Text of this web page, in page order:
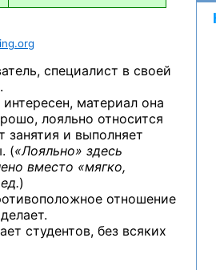
специалист в своей
материал она
лояльно относится
занятия и выполняет
(«Лояльно» здесь
вместо «мягко,
)
отношение
студентов, без всяких